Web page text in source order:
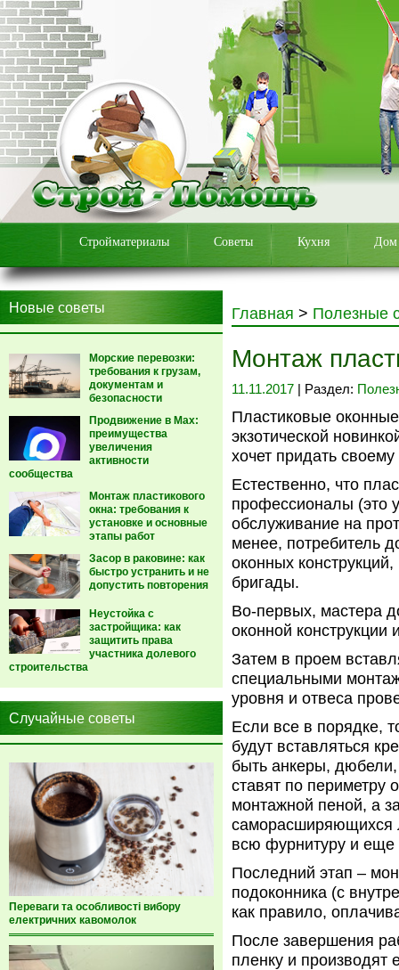
Стройматериалы Советы Кухня Дом
Новые советы
Морские перевозки:
требования к грузам,
документам и
безопасности
Продвижение в Max:
преимущества
увеличения
активности
сообщества
Монтаж пластикового
окна: требования к
установке и основные
этапы работ
Засор в раковине: как
быстро устранить и не
допустить повторения
Неустойка с
застройщика: как
защитить права
участника долевого
строительства
Случайные советы
Переваги та особливості вибору
електричних кавомолок
Главная > Полезные
Монтаж
11.11.2017 | Раздел:
Пластиковые
экзотической
хочет придать
Естественно, что
профессионалы (это
обслуживание на
менее, потребитель
оконных
бригады.
Во-первых, мастера
оконной
Затем в проем
специальными
уровня и отвеса
Если все в порядке,
будут вставляться
быть анкеры,
ставят по периметру
монтажной пеной, а
саморасширяющихся
всю фурнитуру и еще
Последний этап –
подоконника (с
как правило,
После завершения
пленку и производят